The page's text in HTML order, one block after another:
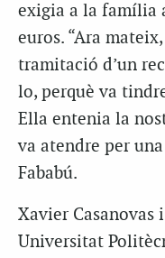
exigia a la família
euros. “Ara
tramitació d’un
lo, perquè va
Ella entenia la
va atendre per
Fababú.
Xavier Casanovas
Universitat